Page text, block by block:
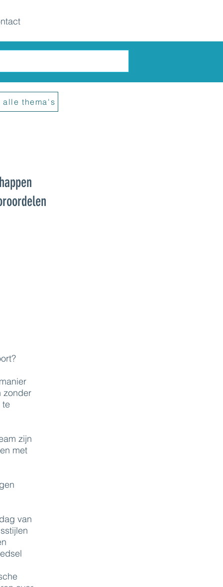
alle thema's
zonder
te
zijn
met
van